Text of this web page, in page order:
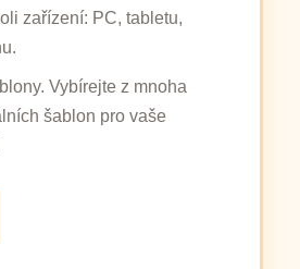
zařízení: PC, tabletu,
Vybírejte z mnoha
šablon pro vaše